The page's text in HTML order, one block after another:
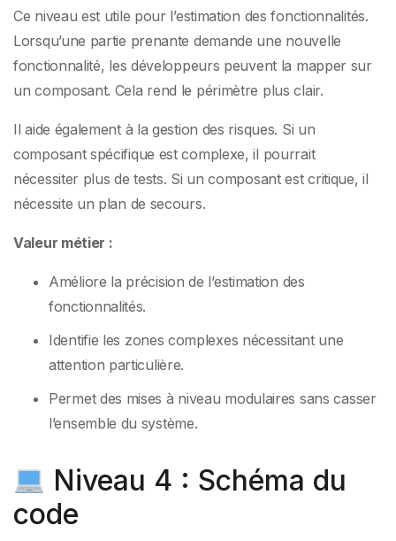
Ce niveau est utile pour l’estimation des fonctionnalités.
Lorsqu’une partie prenante demande une nouvelle
fonctionnalité, les développeurs peuvent la mapper sur
un composant. Cela rend le périmètre plus clair.
Il aide également à la gestion des risques. Si un
composant spécifique est complexe, il pourrait
nécessiter plus de tests. Si un composant est critique, il
nécessite un plan de secours.
Valeur métier :
Améliore la précision de l’estimation des
fonctionnalités.
Identifie les zones complexes nécessitant une
attention particulière.
Permet des mises à niveau modulaires sans casser
l’ensemble du système.
Niveau 4 : Schéma du
code